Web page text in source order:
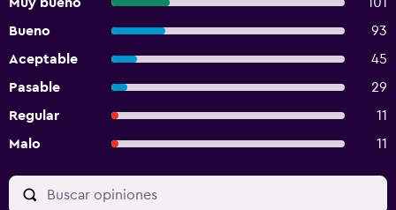
Bueno
93
Aceptable
45
Pasable
29
Regular
11
Malo
11